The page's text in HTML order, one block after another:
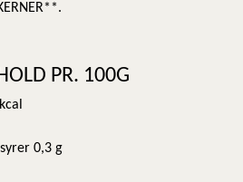
PR. 100G
0,3 g